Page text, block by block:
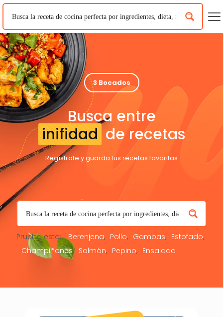
3 Bocados
Busca entre
inifidad de recetas
Regístrate y guarda tus recetas favoritas
Prueba esto: Berenjena Pollo Gambas
Estofado
Champiñones
Salmón Pepino Ensalada